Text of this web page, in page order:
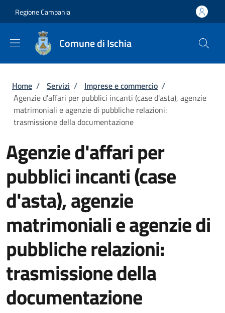
Regione Campania
Comune di Ischia
Briciole di pane
Home / Servizi / Imprese e commercio /
Agenzie d'affari per pubblici incanti (case d'asta), agenzie
matrimoniali e agenzie di pubbliche relazioni:
trasmissione della documentazione
Agenzie d'affari per
pubblici incanti (case
d'asta), agenzie
matrimoniali e agenzie di
pubbliche relazioni:
trasmissione della
documentazione